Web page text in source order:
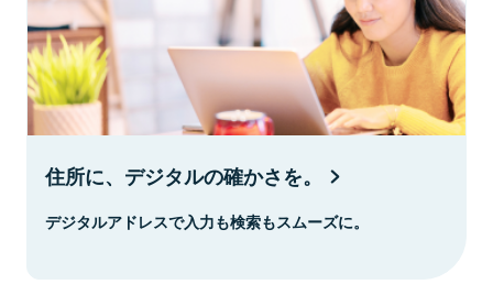
住所に、デジタルの確かさを。
デジタルアドレスで入力も検索もスムーズに。